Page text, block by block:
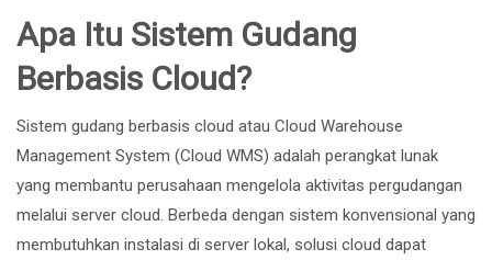
Apa Itu Sistem Gudang
Berbasis Cloud?
Sistem gudang berbasis cloud atau Cloud Warehouse
Management System (Cloud WMS) adalah perangkat lunak
yang membantu perusahaan mengelola aktivitas pergudangan
melalui server cloud. Berbeda dengan sistem konvensional yang
membutuhkan instalasi di server lokal, solusi cloud dapat